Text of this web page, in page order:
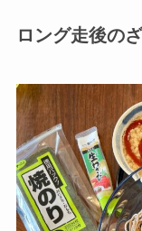
ロング走後の